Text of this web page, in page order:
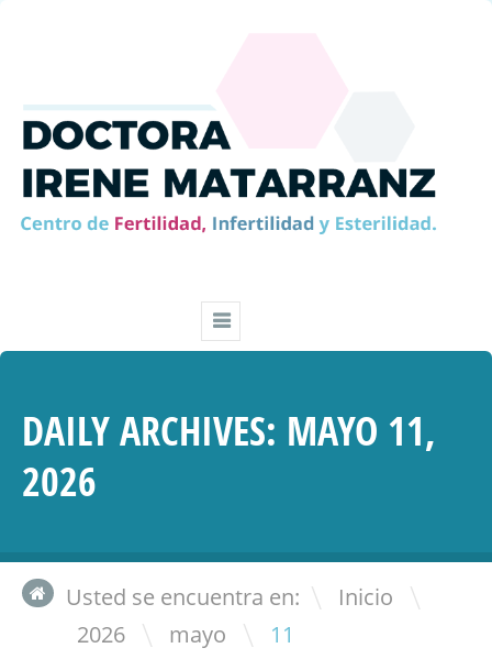
DAILY ARCHIVES: MAYO 11,
2026
Usted se encuentra en: Inicio \
2026 \ mayo \ 11